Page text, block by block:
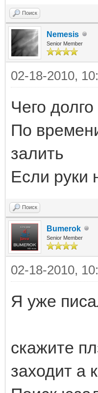
Поиск
Nemesis
Senior Member
02-18-2010,
Чего долго
По
залить
Если руки
Поиск
Bumerok
Senior Member
02-18-2010,
Я уже
скажите
заходит а